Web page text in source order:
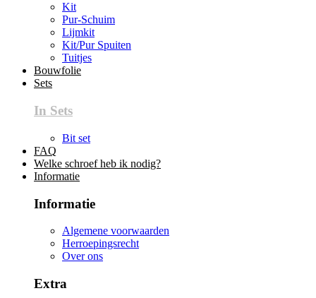
Kit
Pur-Schuim
Lijmkit
Kit/Pur Spuiten
Tuitjes
Bouwfolie
Sets
In Sets
Bit set
FAQ
Welke schroef heb ik nodig?
Informatie
Informatie
Algemene voorwaarden
Herroepingsrecht
Over ons
Extra